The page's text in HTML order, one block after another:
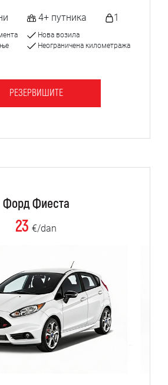
4+ путника 1
Нова возила
Неограничена километража
РЕЗЕРВИШИТЕ
Форд Фиеста
23 €/dan